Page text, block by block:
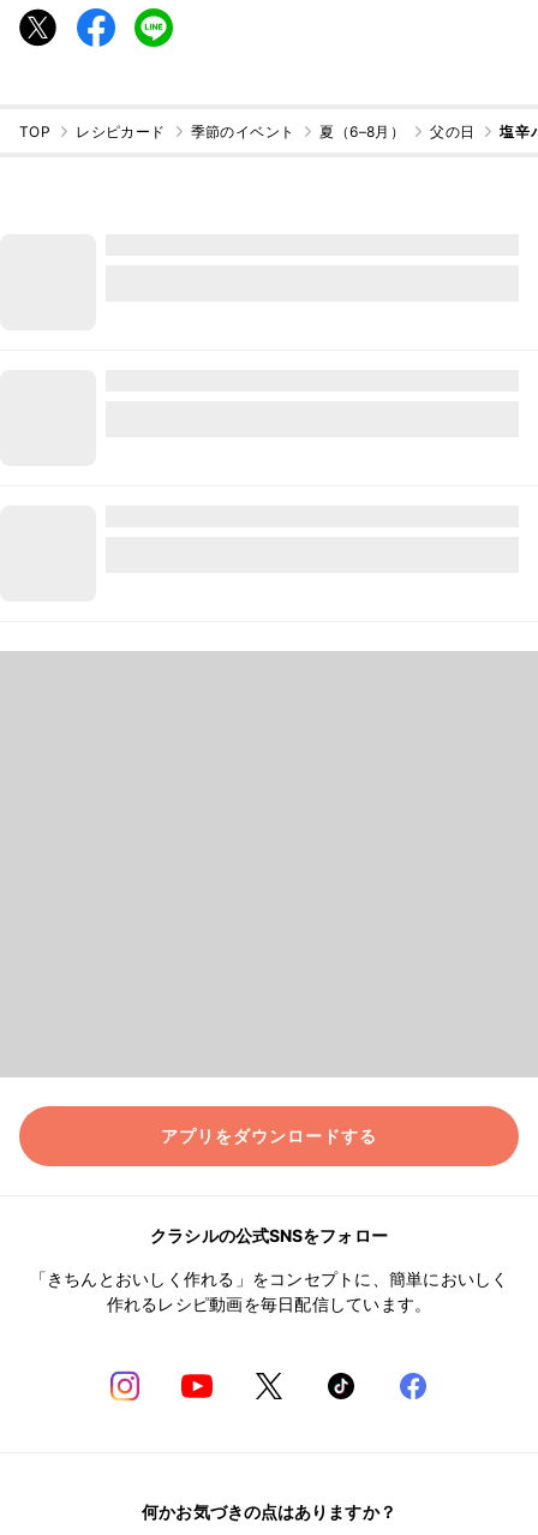
TOP レシピカード 季節のイベント 夏（6–8月） 父の日 塩辛
アプリをダウンロードする
クラシルの公式SNSをフォロー
「きちんとおいしく作れる」をコンセプトに、簡単においしく
作れるレシピ動画を毎日配信しています。
何かお気づきの点はありますか？